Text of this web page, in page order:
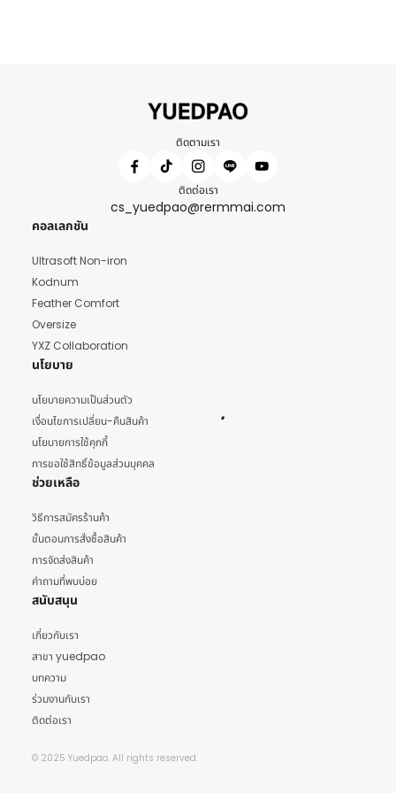
ติดตามเรา
ติดต่อเรา
cs_yuedpao@rermmai.com
คอลเลกชัน
Ultrasoft Non-iron
Kodnum
Feather Comfort
Oversize
YXZ Collaboration
นโยบาย
นโยบายความเป็นส่วนตัว
เงื่อนไขการเปลี่ยน-คืนสินค้า
นโยบายการใช้คุกกี้
การขอใช้สิทธิ์ข้อมูลส่วนบุคคล
ช่วยเหลือ
วิธีการสมัครร้านค้า
ขั้นตอนการสั่งซื้อสินค้า
การจัดส่งสินค้า
คำถามที่พบบ่อย
สนับสนุน
เกี่ยวกับเรา
สาขา yuedpao
บทความ
ร่วมงานกับเรา
ติดต่อเรา
© 2025 Yuedpao. All rights reserved.